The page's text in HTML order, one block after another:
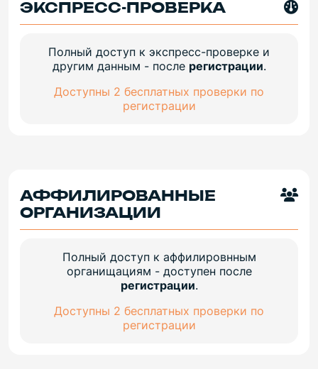
ЭКСПРЕСС-ПРОВЕРКА
Полный доступ к экспресс-проверке и
другим данным - после регистрации.
Доступны 2 бесплатных проверки по
регистрации
АФФИЛИРОВАННЫЕ
ОРГАНИЗАЦИИ
Полный доступ к аффилировнным
органищациям - доступен после
регистрации.
Доступны 2 бесплатных проверки по
регистрации